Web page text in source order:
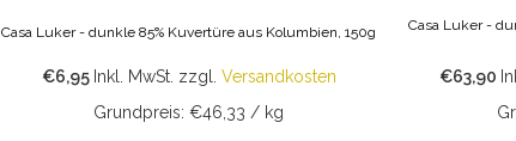
Casa Luker - dunkle 85% Kuvertüre aus Kolumbien, 150g
€6,95 Inkl. MwSt. zzgl. Versandkosten
Grundpreis: €46,33 / kg
Casa Luker -
€63,90